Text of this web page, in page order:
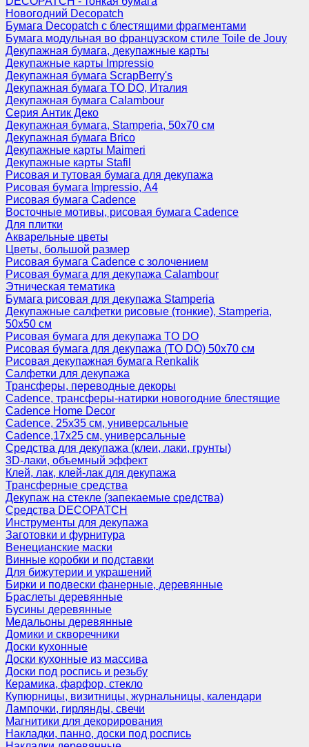
Новогодний Decopatch
Бумага Decopatch с блестящими фрагментами
Бумага модульная во французском стиле Toile de Jouy
Декупажная бумага, декупажные карты
Декупажные карты Impressio
Декупажная бумага ScrapBerry's
Декупажная бумага TO DO, Италия
Декупажная бумага Calambour
Серия Антик Деко
Декупажная бумага, Stamperia, 50х70 см
Декупажная бумага Brico
Декупажные карты Maimeri
Декупажные карты Stafil
Рисовая и тутовая бумага для декупажа
Рисовая бумага Impressio, А4
Рисовая бумага Cadence
Восточные мотивы, рисовая бумага Cadence
Для плитки
Акварельные цветы
Цветы, большой размер
Рисовая бумага Cadence c золочением
Рисовая бумага для декупажа Calambour
Этническая тематика
Бумага рисовая для декупажа Stamperia
Декупажные салфетки рисовые (тонкие), Stamperia,
50х50 см
Рисовая бумага для декупажа TO DO
Рисовая бумага для декупажа (TO DO) 50х70 см
Рисовая декупажная бумага Renkalik
Салфетки для декупажа
Трансферы, переводные декоры
Cadence, трансферы-натирки новогодние блестящие
Cadence Home Decor
Cadence, 25х35 см, универсальные
Cadence,17х25 см, универсальные
Средства для декупажа (клеи, лаки, грунты)
3D-лаки, объемный эффект
Клей, лак, клей-лак для декупажа
Трансферные средства
Декупаж на стекле (запекаемые средства)
Средства DECOPATCH
Инструменты для декупажа
Заготовки и фурнитура
Венецианские маски
Винные коробки и подставки
Для бижутерии и украшений
Бирки и подвески фанерные, деревянные
Браслеты деревянные
Бусины деревянные
Медальоны деревянные
Домики и скворечники
Доски кухонные
Доски кухонные из массива
Доски под роспись и резьбу
Керамика, фарфор, стекло
Купюрницы, визитницы, журнальницы, календари
Лампочки, гирлянды, свечи
Магнитики для декорирования
Накладки, панно, доски под роспись